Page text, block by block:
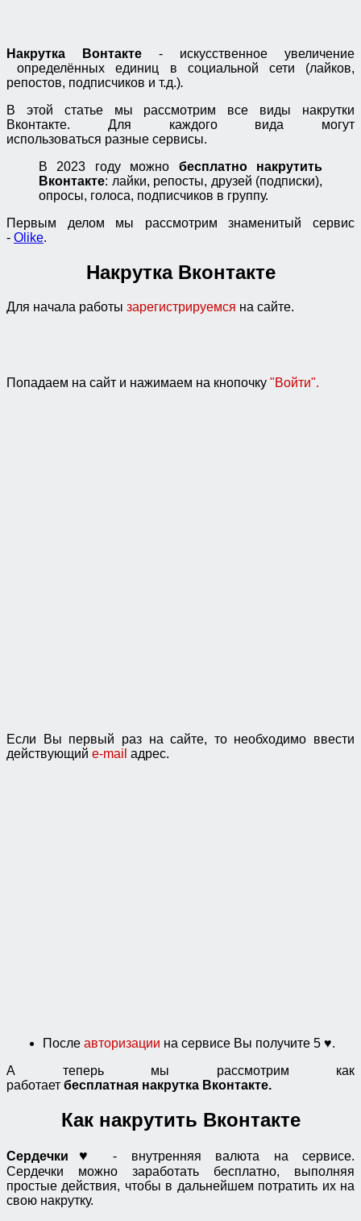
Накрутка Вонтакте - искусственное увеличение
определённых единиц в социальной сети (лайков,
репостов, подписчиков и т.д.).
В этой статье мы рассмотрим все
виды накрутки
Вконтакте. Для каждого вида могут
использоваться разные сервисы.
В 2023 году можно бесплатно накрутить
Вконтакте: лайки, репосты, друзей (подписки),
опросы, голоса, подписчиков в группу.
Первым делом мы рассмотрим знаменитый сервис
- Olike.
Накрутка Вконтакте
Для начала работы зарегистрируемся на сайте.
Попадаем на сайт и нажимаем на кнопочку "Войти".
Если Вы первый раз на сайте, то необходимо ввести
действующий e-mail адрес.
После авторизации на сервисе Вы получите 5 ♥.
А теперь мы рассмотрим как
работает бесплатная накрутка Вконтакте.
Как накрутить Вконтакте
Сердечки ♥
- внутренняя валюта на сервисе.
Сердечки можно заработать бесплатно, выполняя
простые действия, чтобы в дальнейшем потратить их на
свою накрутку.